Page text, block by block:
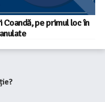
pe primul loc în